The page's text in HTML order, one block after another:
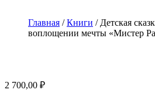
Главная /Книги / Детская
воплощении мечты «Мистер
2 700,00 ₽